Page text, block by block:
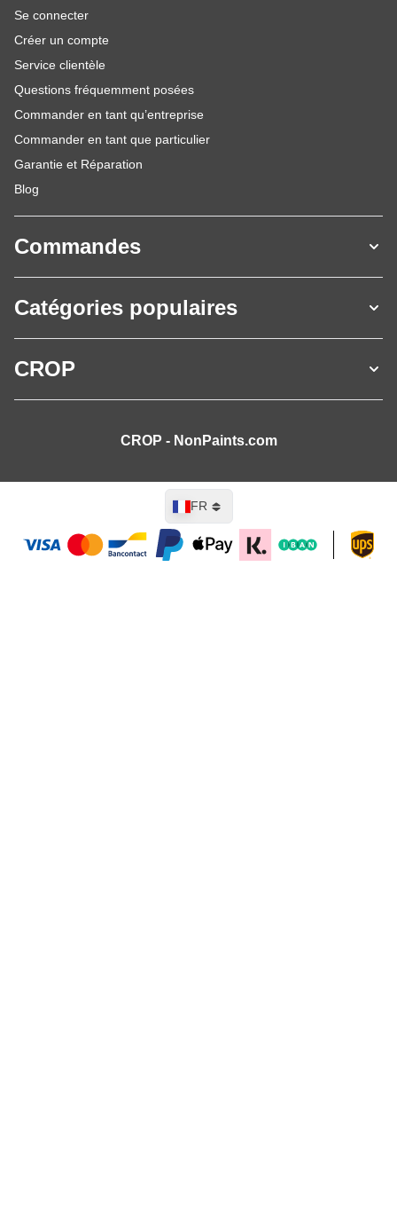
Se connecter
Créer un compte
Service clientèle
Questions fréquemment posées
Commander en tant qu’entreprise
Commander en tant que particulier
Garantie et Réparation
Blog
Commandes
Catégories populaires
CROP
CROP - NonPaints.com
Langue
FR